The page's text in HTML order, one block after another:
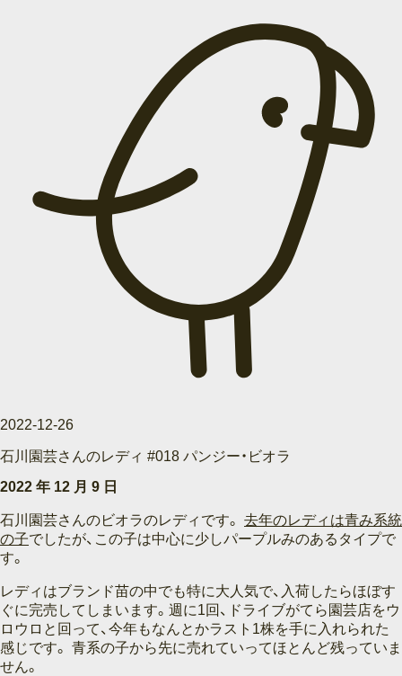
2022-12-26
石川園芸さんのレディ #018 パンジー・ビオラ
2022 年 12 月 9 日
石川園芸さんのビオラのレディです。 去年のレディは青み系統
の子でしたが、この子は中心に少しパープルみのあるタイプで
す。
レディはブランド苗の中でも特に大人気で、入荷したらほぼす
ぐに完売してしまいます。週に1回、ドライブがてら園芸店をウ
ロウロと回って、今年もなんとかラスト1株を手に入れられた
感じです。 青系の子から先に売れていってほとんど残っていま
せん。